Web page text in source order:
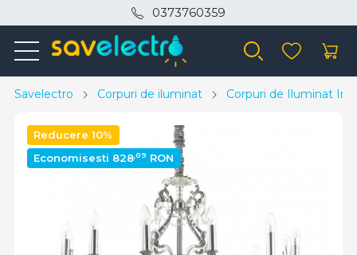
0373760359
Savelectro Corpuri de iluminat Corpuri de Iluminat
Reducere 10%
Economisesti 828,09 RON